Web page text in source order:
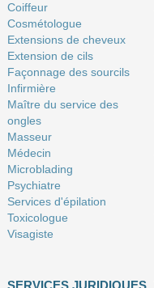
Coiffeur
Сosmétologue
Extensions de cheveux
Extension de cils
Façonnage des sourcils
Infirmière
Maître du service des
ongles
Masseur
Médecin
Microblading
Psychiatre
Services d'épilation
Toxicologue
Visagiste